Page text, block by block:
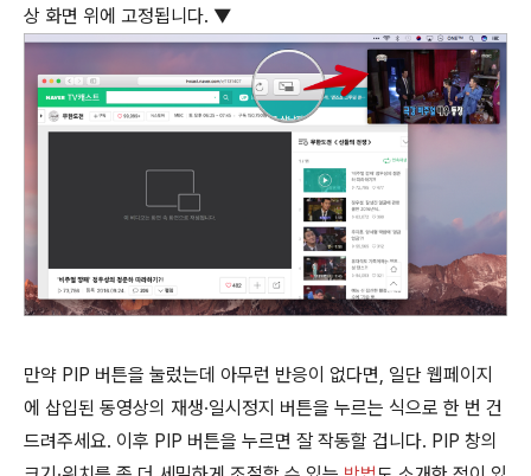
상 화면 위에 고정됩니다. ▼
만약 PIP 버튼을 눌렀는데 아무런 반응이 없다면, 일단 웹페이지
에 삽입된 동영상의 재생∙일시정지 버튼을 누르는 식으로 한 번 건
드려주세요. 이후 PIP 버튼을 누르면 잘 작동할 겁니다. PIP 창의